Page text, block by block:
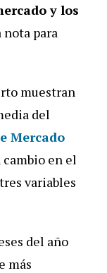
y los
para
muestran
del
Mercado
cambio en el
variables
del año
más